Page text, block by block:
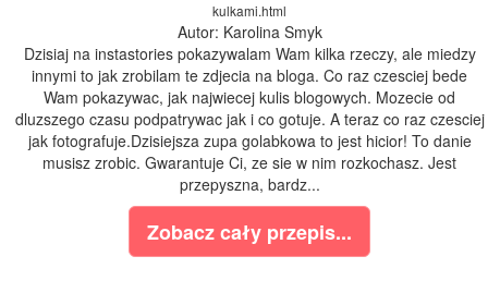
kulkami.html
Autor: Karolina Smyk
Dzisiaj na instastories pokazywalam Wam kilka rzeczy, ale miedzy
innymi to jak zrobilam te zdjecia na bloga. Co raz czesciej bede
Wam pokazywac, jak najwiecej kulis blogowych. Mozecie od
dluzszego czasu podpatrywac jak i co gotuje. A teraz co raz czesciej
jak fotografuje.Dzisiejsza zupa golabkowa to jest hicior! To danie
musisz zrobic. Gwarantuje Ci, ze sie w nim rozkochasz. Jest
przepyszna, bardz...
Zobacz cały przepis...